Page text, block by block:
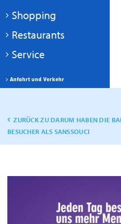
Anfahrt und Verkehr
Shopping
Restaurants
Service
ZURÜCK ZU DARUM HABEN DIE
BESUCHER ALS SANSSOUCI